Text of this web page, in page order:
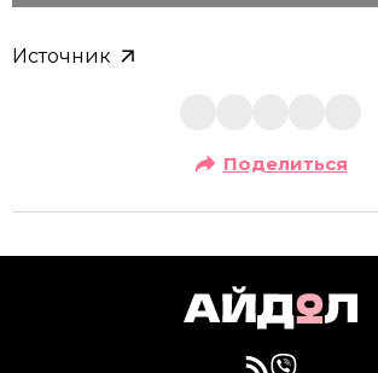
Источник
Поделиться